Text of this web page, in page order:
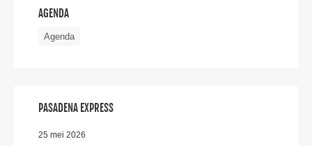
AGENDA
Agenda
PASADENA EXPRESS
25 mei 2026